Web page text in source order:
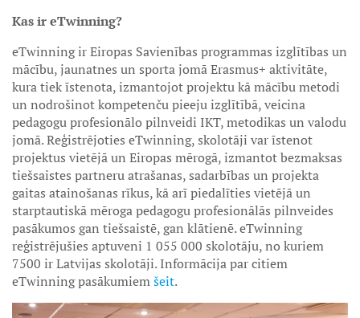
Kas ir eTwinning?
eTwinning ir Eiropas Savienības programmas izglītības un
mācību, jaunatnes un sporta jomā Erasmus+ aktivitāte,
kura tiek īstenota, izmantojot projektu kā mācību metodi
un nodrošinot kompetenču pieeju izglītībā, veicina
pedagogu profesionālo pilnveidi IKT, metodikas un valodu
jomā. Reģistrējoties eTwinning, skolotāji var īstenot
projektus vietējā un Eiropas mērogā, izmantot bezmaksas
tiešsaistes partneru atrašanas, sadarbības un projekta
gaitas atainošanas rīkus, kā arī piedalīties vietējā un
starptautiskā mēroga pedagogu profesionālās pilnveides
pasākumos gan tiešsaistē, gan klātienē. eTwinning
reģistrējušies aptuveni 1 055 000 skolotāju, no kuriem
7500 ir Latvijas skolotāji. Informācija par citiem
eTwinning pasākumiemšeit.